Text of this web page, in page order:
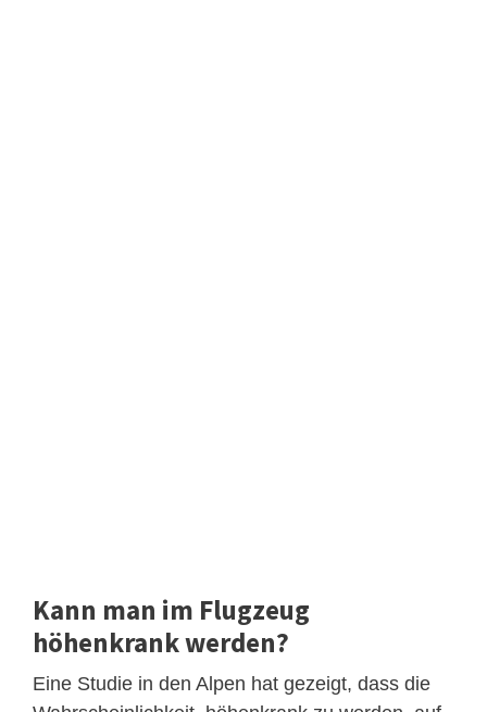
Kann man im Flugzeug
höhenkrank werden?
Eine Studie in den Alpen hat gezeigt, dass die